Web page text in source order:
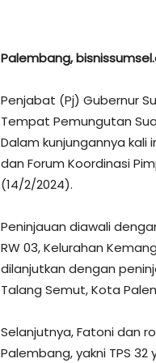
Palembang,
Penjabat (Pj) Gubernur
Tempat Pemungutan
Dalam kunjungannya kali
dan Forum Koordinasi
(14/2/2024).
Peninjauan diawali
RW 03, Kelurahan
dilanjutkan dengan
Talang Semut, Kota
Selanjutnya, Fatoni dan
Palembang, yakni TPS